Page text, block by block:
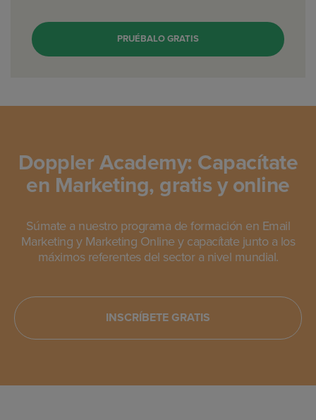
PRUÉBALO GRATIS
Doppler Academy: Capacítate
en Marketing, gratis y online
Súmate a nuestro programa de formación en Email
Marketing y Marketing Online y capacítate junto a los
máximos referentes del sector a nivel mundial.
INSCRÍBETE GRATIS